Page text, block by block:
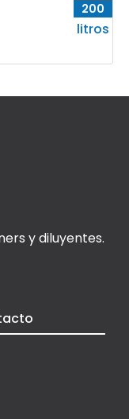
200
litros
y diluyentes.